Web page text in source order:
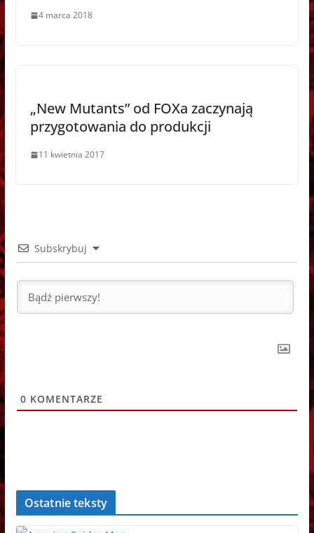
4 marca 2018
„New Mutants” od FOXa zaczynają
przygotowania do produkcji
11 kwietnia 2017
Subskrybuj
0 KOMENTARZE
Ostatnie teksty